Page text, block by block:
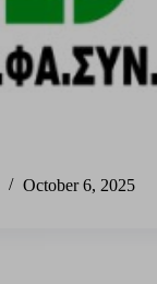
October 6, 2025